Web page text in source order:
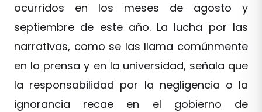
ocurridos en los meses de agosto y
septiembre de este año. La lucha por las
narrativas, como se las llama comúnmente
en la prensa y en la universidad, señala que
la responsabilidad por la negligencia o la
ignorancia recae en el gobierno de